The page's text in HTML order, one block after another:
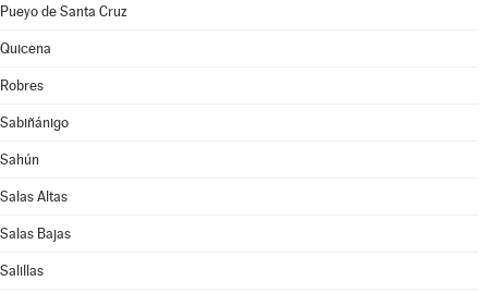
Pueyo de Santa Cruz
Quicena
Robres
Sabiñánigo
Sahún
Salas Altas
Salas Bajas
Salillas